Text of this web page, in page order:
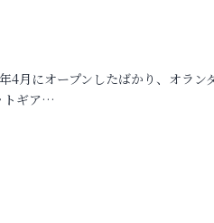
4月にオープンしたばかり、オラン
トギア…